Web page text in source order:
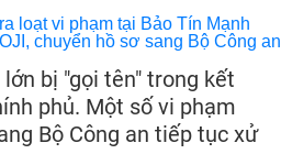
bị "gọi tên" trong kết
phủ. Một số vi phạm
Bộ Công an tiếp tục xử